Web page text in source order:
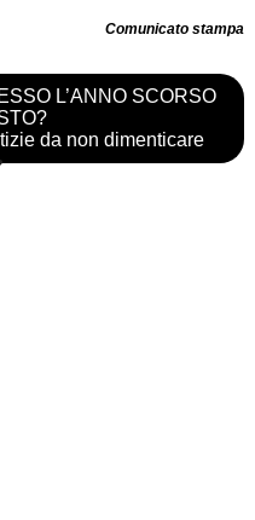
Comunicato stampa
L’ANNO SCORSO
da non dimenticare